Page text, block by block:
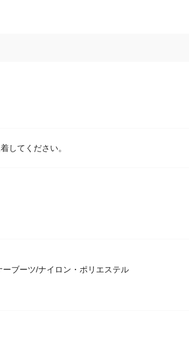
してください。
ブーツ/ナイロン・ポリエステル